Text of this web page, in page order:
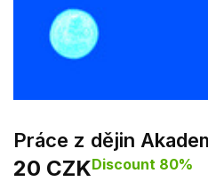
Práce z dějin
20 CZKDiscount 80%